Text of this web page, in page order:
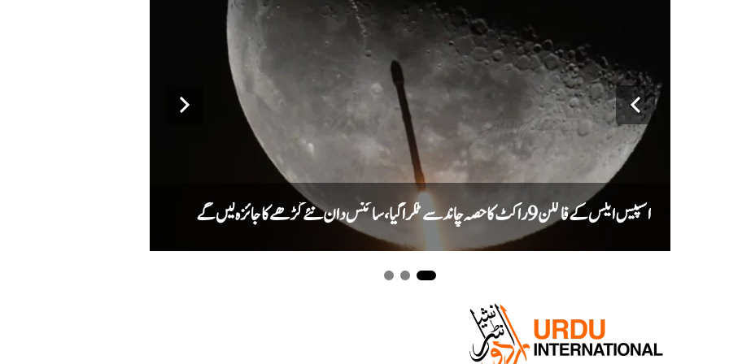
اسپیس ایکس کے فالکن 9 راکٹ کا حصہ چاند سے ٹکرا گیا، سائنس دان نئے گڑھے کا جائزہ لیں گے